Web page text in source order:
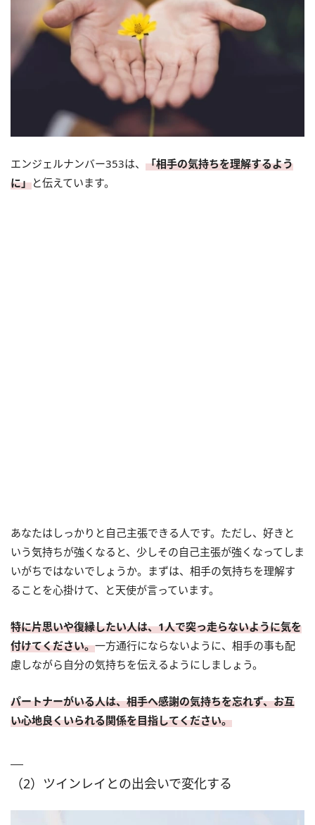
エンジェルナンバー353は、 「相手の気持ちを理解するよう
に」と伝えています。
あなたはしっかりと自己主張できる人です。ただし、好きと
いう気持ちが強くなると、少しその自己主張が強くなってしま
いがちではないでしょうか。まずは、相手の気持ちを理解す
ることを心掛けて、と天使が言っています。
特に片思いや復縁したい人は、1人で突っ走らないように気を
付けてください。一方通行にならないように、相手の事も配
慮しながら自分の気持ちを伝えるようにしましょう。
パートナーがいる人は、相手へ感謝の気持ちを忘れず、お互
い心地良くいられる関係を目指してください。
（2）ツインレイとの出会いで変化する